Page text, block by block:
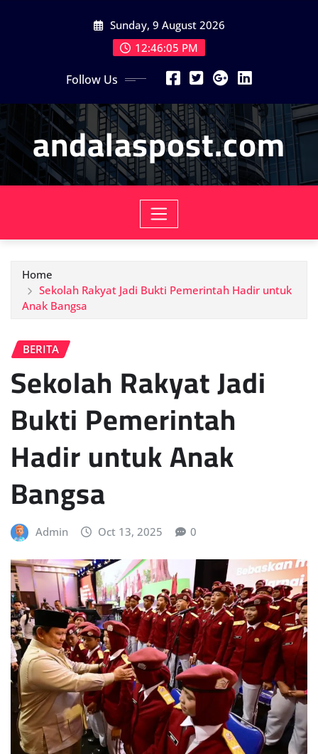
Sunday, 9 August 2026
12:46:07 PM
Follow Us
andalaspost.com
Home
Sekolah Rakyat Jadi Bukti Pemerintah Hadir untuk
Anak Bangsa
BERITA
Sekolah Rakyat Jadi
Bukti Pemerintah
Hadir untuk Anak
Bangsa
Admin Oct 13, 2025 0